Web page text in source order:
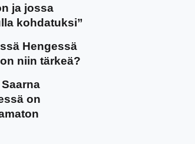
ja jossa
kohdatuksi”
Hengessä
niin tärkeä?
on